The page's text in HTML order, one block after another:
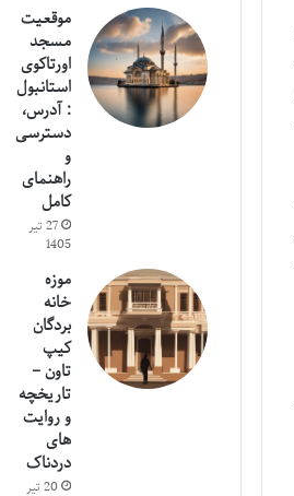
موقعیت
مسجد
اورتاکوی
استانبول
: آدرس،
دسترسی
و
راهنمای
کامل
27 تیر
1405
موزه
خانه
بردگان
کیپ
تاون –
تاریخچه
و روایت
های
دردناک
20 تیر